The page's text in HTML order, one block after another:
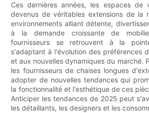
Ces dernières années, les espaces de
devenus de véritables extensions de la
environnements alliant détente,
à la demande croissante de
fournisseurs se retrouvent à la
s'adaptant à l'évolution des préférences
et aux nouvelles dynamiques du marché.
les fournisseurs de chaises longues
adopter de nouvelles tendances qui
la fonctionnalité et l'esthétique de ces
Anticiper les tendances de 2025 peut
les détaillants, les designers et les